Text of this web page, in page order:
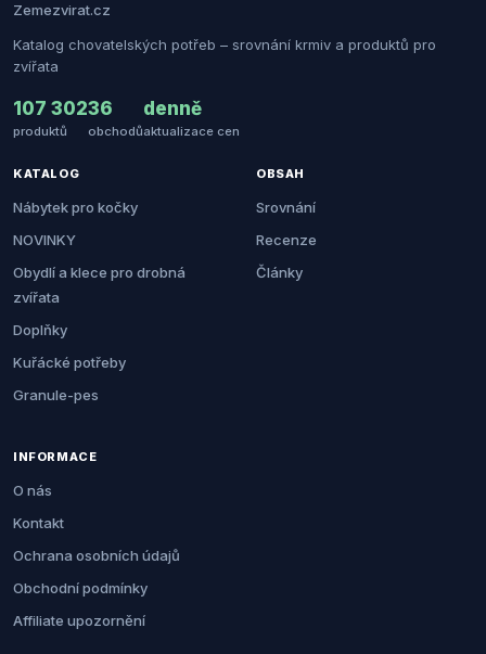
Zemezvirat.cz
Katalog chovatelských potřeb – srovnání krmiv a produktů pro
zvířata
107 302
produktů
36
obchodů
denně
aktualizace cen
KATALOG
Nábytek pro kočky
NOVINKY
Obydlí a klece pro drobná
zvířata
Doplňky
Kuřácké potřeby
Granule-pes
OBSAH
Srovnání
Recenze
Články
INFORMACE
O nás
Kontakt
Ochrana osobních údajů
Obchodní podmínky
Affiliate upozornění